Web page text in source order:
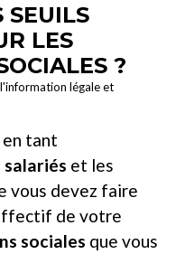
SEUILS
LES
?
légale et
en tant
salariés et les
vous devez faire
de votre
sociales que vous